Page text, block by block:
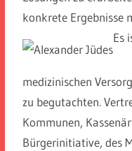
konkrete Ergebnisse
Es
medizinischen
zu begutachten.
Kommunen,
Bürgerinitiative, des